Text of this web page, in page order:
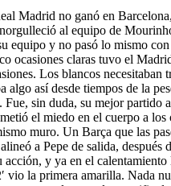
Madrid no ganó en
al equipo de
equipo y no pasó lo mismo
ocasiones claras tuvo el
Los blancos necesitaban
algo así desde tiempos de la
sin duda, su mejor partido
el miedo en el cuerpo a los
muro. Un Barça que las
a Pepe de salida, después
y ya en el calentamiento
vio la primera amarilla. Nada